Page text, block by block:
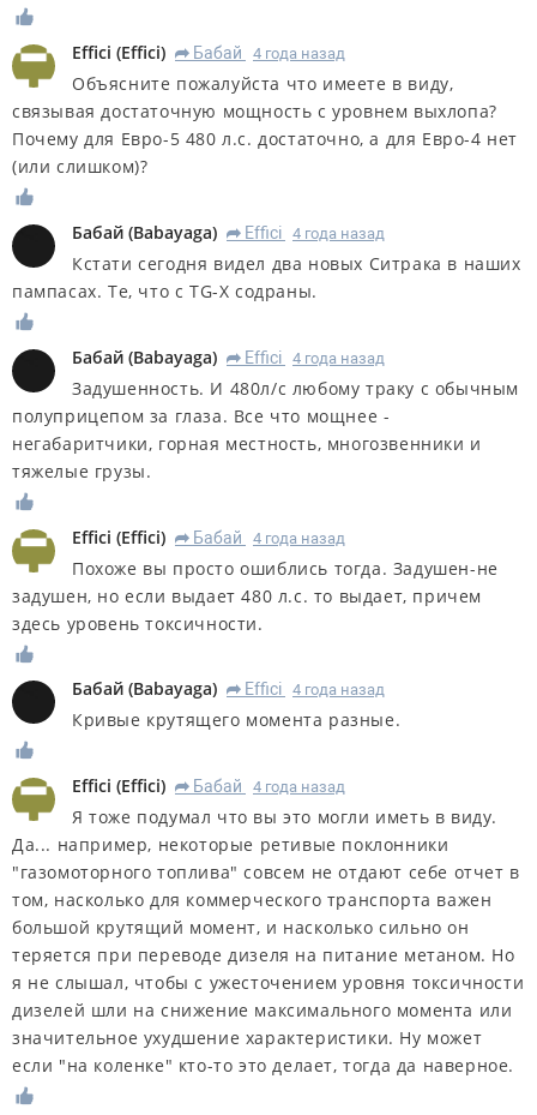
Effici (Effici) R Бабай 4 года назад
Объясните пожалуйста что имеете в виду,
связывая достаточную мощность с уровнем выхлопа?
Почему для Евро-5 480 л.с. достаточно, а для Евро-4 нет
(или слишком)?
Бабай (Babayaga) R Effici 4 года назад
Кстати сегодня видел два новых Ситрака в наших
пампасах. Те, что с TG-X содраны.
Бабай (Babayaga) R Effici 4 года назад
Задушенность. И 480л/с любому траку с обычным
полуприцепом за глаза. Все что мощнее -
негабаритчики, горная местность, многозвенники и
тяжелые грузы.
Effici (Effici) R Бабай 4 года назад
Похоже вы просто ошиблись тогда. Задушен-не
задушен, но если выдает 480 л.с. то выдает, причем
здесь уровень токсичности.
Бабай (Babayaga) R Effici 4 года назад
Кривые крутящего момента разные.
Effici (Effici) R Бабай 4 года назад
Я тоже подумал что вы это могли иметь в виду.
Да... например, некоторые ретивые поклонники
"газомоторного топлива" совсем не отдают себе отчет в
том, насколько для коммерческого транспорта важен
большой крутящий момент, и насколько сильно он
теряется при переводе дизеля на питание метаном. Но
я не слышал, чтобы с ужесточением уровня токсичности
дизелей шли на снижение максимального момента или
значительное ухудшение характеристики. Ну может
если "на коленке" кто-то это делает, тогда да наверное.